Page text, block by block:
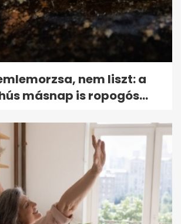
nem liszt: a
másnap is ropogós...